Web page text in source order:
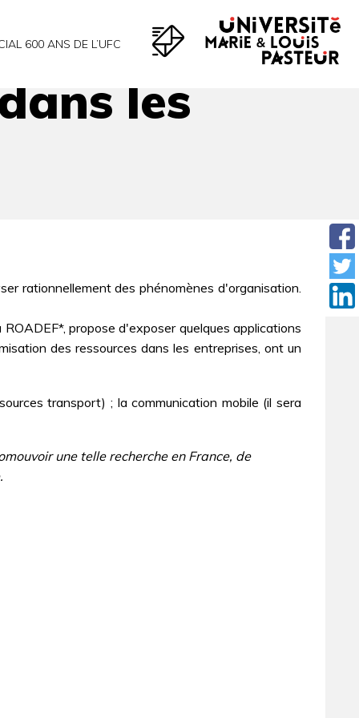
600 ANS DE L’UFC
les
rationnellement des phénomènes d'organisation.
propose d'exposer quelques applications
des ressources dans les entreprises, ont un
transport) ; la communication mobile (il sera
une telle recherche en France, de